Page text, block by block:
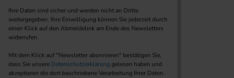
Ihre Daten sind sicher und werden nicht an Dritte
weitergegeben. Ihre Einwilligung können Sie jederzeit durch
einen Klick auf den Abmeldelink am Ende des Newsletters
widerrufen.
Mit dem Klick auf "Newsletter abonnieren" bestätigen Sie,
dass Sie unsere Datenschutzerklärung gelesen haben und
akzeptieren die dort beschriebene Verarbeitung Ihrer Daten.